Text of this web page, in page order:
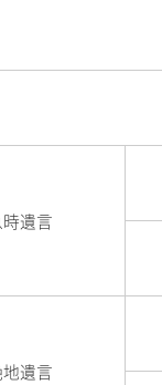
遺言
遺言